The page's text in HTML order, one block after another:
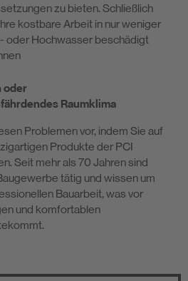
zu bieten. Schließlich
kostbare Arbeit in nur weniger
oder Hochwasser beschädigt
oder
Raumklima
Problemen vor, indem Sie auf
Produkte der PCI
Seit mehr als 70 Jahren sind
tätig und wissen um
Bauarbeit, was vor
und komfortablen